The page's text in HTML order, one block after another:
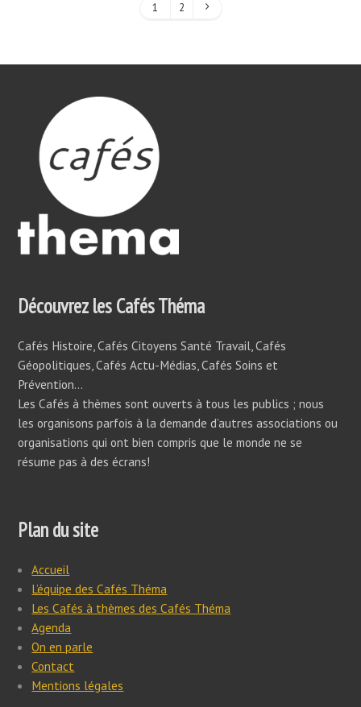
1 2
Découvrez les Cafés Théma
Cafés Histoire, Cafés Citoyens Santé Travail, Cafés
Géopolitiques, Cafés Actu-Médias, Cafés Soins et
Prévention…
Les Cafés à thèmes sont ouverts à tous les publics ; nous
les organisons parfois à la demande d’autres associations ou
organisations qui ont bien compris que le monde ne se
résume pas à des écrans!
Plan du site
Accueil
L’équipe des Cafés Théma
Les Cafés à thèmes des Cafés Théma
Agenda
On en parle
Contact
Mentions légales